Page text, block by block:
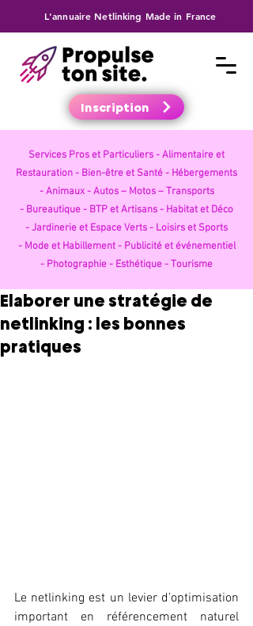
L'annuaire Netlinking Made in France
Inscription
Services Pros et Particuliers -Alimentaire et
Restauration - Bien-être et Santé - Hébergements
-Animaux -Autos – Motos – Transports
- Bureautique - BTP et Artisans - Habitat et Déco
-Jardinerie et Espace Verts - Loisirs et Sports
- Mode et Habillement - Publicité et événementiel
- Photographie - Esthétique -Tourisme
Elaborer une stratégie de
netlinking : les bonnes
pratiques
Le netlinking est un levier d’optimisation
important en référencement naturel